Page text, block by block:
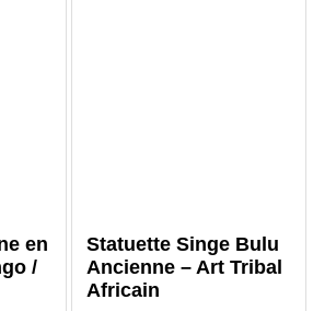
en
/
Statuette Singe Bulu
Ancienne – Art Tribal
Africain